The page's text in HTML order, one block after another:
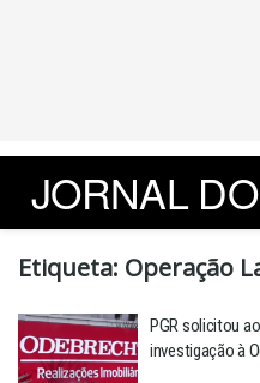
JORNAL
Etiqueta: Operação
PGR solicitou
investigação à